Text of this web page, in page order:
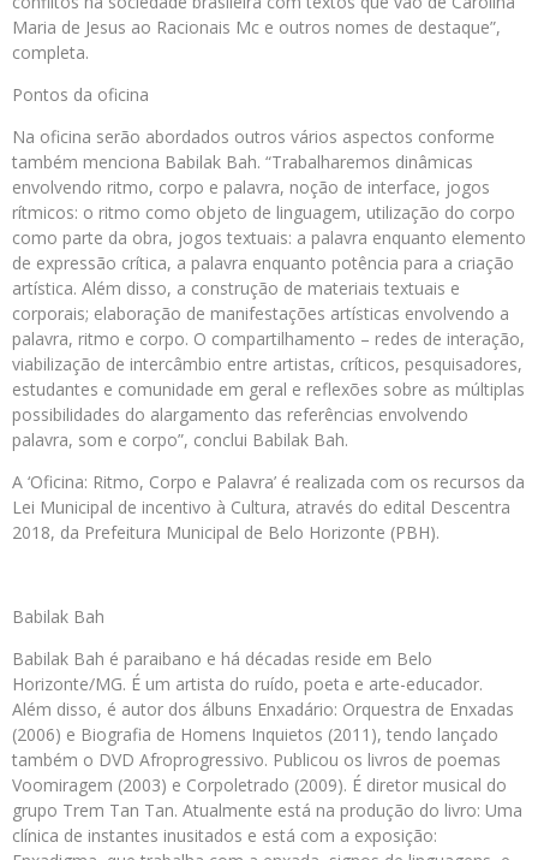
Maria de Jesus ao Racionais Mc e outros nomes de destaque”,
completa.
Pontos da oficina
Na oficina serão abordados outros vários aspectos conforme
também menciona Babilak Bah. “Trabalharemos dinâmicas
envolvendo ritmo, corpo e palavra, noção de interface, jogos
rítmicos: o ritmo como objeto de linguagem, utilização do corpo
como parte da obra, jogos textuais: a palavra enquanto elemento
de expressão crítica, a palavra enquanto potência para a criação
artística. Além disso, a construção de materiais textuais e
corporais; elaboração de manifestações artísticas envolvendo a
palavra, ritmo e corpo. O compartilhamento – redes de interação,
viabilização de intercâmbio entre artistas, críticos, pesquisadores,
estudantes e comunidade em geral e reflexões sobre as múltiplas
possibilidades do alargamento das referências envolvendo
palavra, som e corpo”, conclui Babilak Bah.
A ‘Oficina: Ritmo, Corpo e Palavra’ é realizada com os recursos da
Lei Municipal de incentivo à Cultura, através do edital Descentra
2018, da Prefeitura Municipal de Belo Horizonte (PBH).
Babilak Bah
Babilak Bah é paraibano e há décadas reside em Belo
Horizonte/MG. É um artista do ruído, poeta e arte-educador.
Além disso, é autor dos álbuns Enxadário: Orquestra de Enxadas
(2006) e Biografia de Homens Inquietos (2011), tendo lançado
também o DVD Afroprogressivo. Publicou os livros de poemas
Voomiragem (2003) e Corpoletrado (2009). É diretor musical do
grupo Trem Tan Tan. Atualmente está na produção do livro: Uma
clínica de instantes inusitados e está com a exposição: